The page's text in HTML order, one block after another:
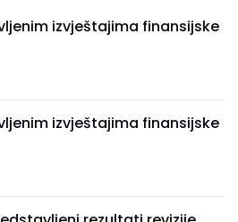
izvještajima finansijske
izvještajima finansijske